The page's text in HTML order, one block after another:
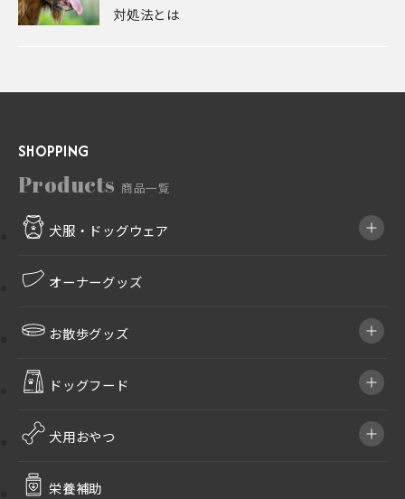
対処法とは
SHOPPING
Products 商品一覧
犬服・ドッグウェア
オーナーグッズ
お散歩グッズ
ドッグフード
犬用おやつ
栄養補助